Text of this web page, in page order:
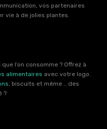
vos partenaires
vie à de jolies plantes.
l’on consomme ? Offrez à
alimentaires avec votre logo.
, biscuits et même .. des
?